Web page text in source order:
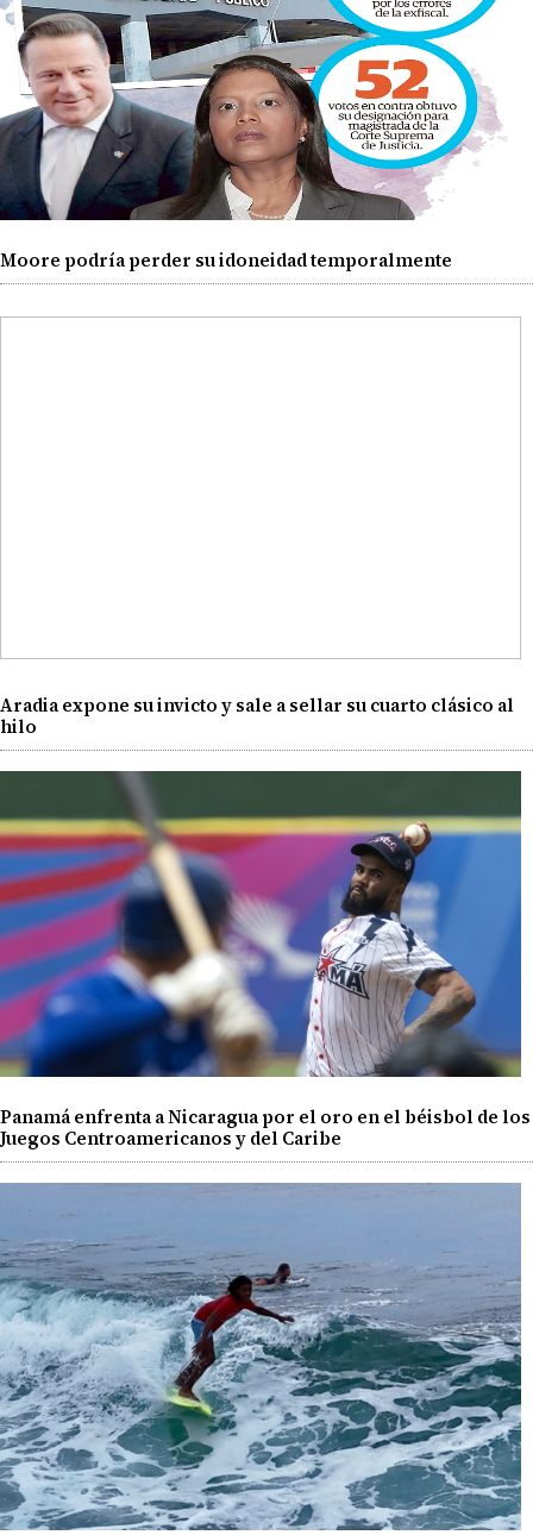
Moore podría perder su idoneidad temporalmente
Aradia expone su invicto y sale a sellar su cuarto clásico al
hilo
Panamá enfrenta a Nicaragua por el oro en el béisbol de los
Juegos Centroamericanos y del Caribe